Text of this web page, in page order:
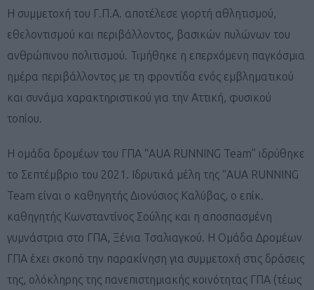
Η συμμετοχή του Γ.Π.Α. αποτέλεσε γιορτή αθλητισμού,
εθελοντισμού και περιβάλλοντος, βασικών πυλώνων του
ανθρώπινου πολιτισμού. Τιμήθηκε η επερχόμενη παγκόσμια
ημέρα περιβάλλοντος με τη φροντίδα ενός εμβληματικού
και συνάμα χαρακτηριστικού για την Αττική, φυσικού
τοπίου.
H ομάδα δρομέων του ΓΠΑ “AUA RUNNING Team” ιδρύθηκε
το Σεπτέμβριο του 2021. Ιδρυτικά μέλη της “AUA RUNNING
Team είναι ο καθηγητής Διονύσιος Καλύβας, ο επίκ.
καθηγητής Κωνσταντίνος Σούλης και η αποσπασμένη
γυμνάστρια στο ΓΠΑ, Ξένια Τσαλιαγκού. Η Ομάδα Δρομέων
ΓΠΑ έχει σκοπό την παρακίνηση για συμμετοχή στις δράσεις
της, ολόκληρης της πανεπιστημιακής κοινότητας ΓΠΑ (τέως